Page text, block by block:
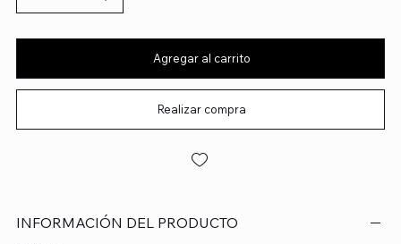
Agregar al carrito
Realizar compra
INFORMACIÓN DEL PRODUCTO